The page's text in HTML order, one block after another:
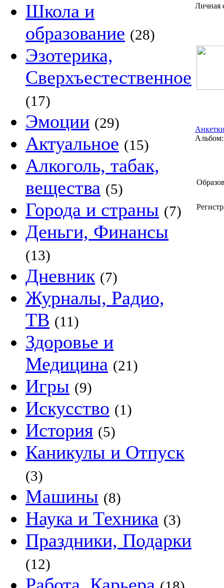
Школа и
образование (28)
Эзотерика,
Сверхъестественное
(17)
Эмоции (29)
Актуальное (15)
Алкоголь, табак,
вещества (5)
Города и страны (7)
Деньги, Финансы
(13)
Дневник (7)
Журналы, Радио,
ТВ (11)
Здоровье и
Медицина (21)
Игры (9)
Искусство (1)
История (5)
Каникулы и Отпуск
(3)
Машины (8)
Наука и Техника (3)
Праздники, Подарки
(12)
Личная